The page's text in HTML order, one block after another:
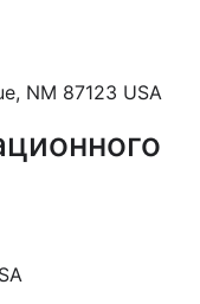
NM 87123 USA